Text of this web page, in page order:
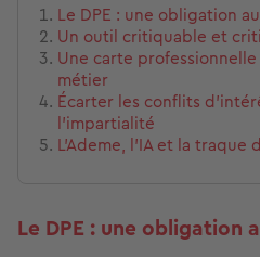
Le DPE : une obligation
Un outil critiquable et
Une carte
métier
Écarter les conflits
l’impartialité
L’Ademe, l’IA et la
Le DPE : une obligation